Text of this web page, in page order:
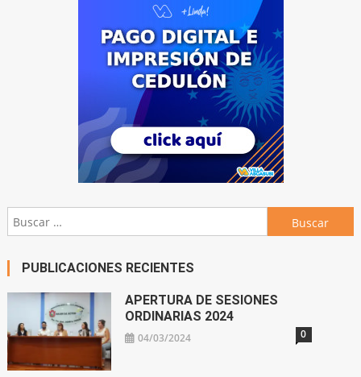
Buscar:
PUBLICACIONES RECIENTES
APERTURA DE SESIONES
ORDINARIAS 2024
04/03/2024 0